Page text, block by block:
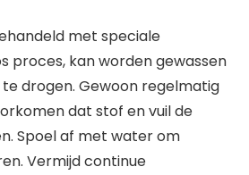
met speciale
proces, kan worden gewassen
drogen. Gewoon regelmatig
dat stof en vuil de
Spoel af met water om
Vermijd continue